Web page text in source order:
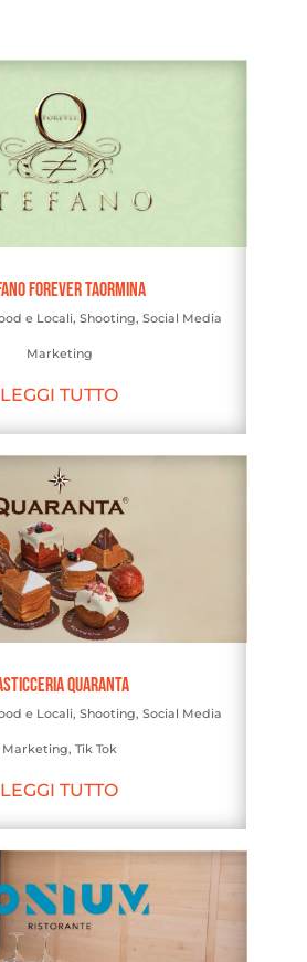
Forever Taormina
e Locali, Shooting, Social Media
Marketing
LEGGI TUTTO
Quaranta
e Locali, Shooting, Social Media
Marketing, Tik Tok
LEGGI TUTTO